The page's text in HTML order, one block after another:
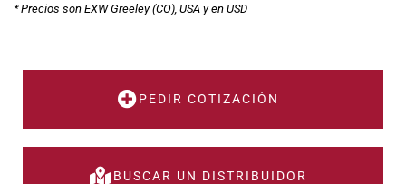
* Precios son EXW Greeley (CO), USA y en USD
PEDIR COTIZACIÓN
BUSCAR UN DISTRIBUIDOR